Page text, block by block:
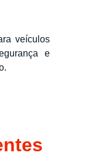
veículos
e